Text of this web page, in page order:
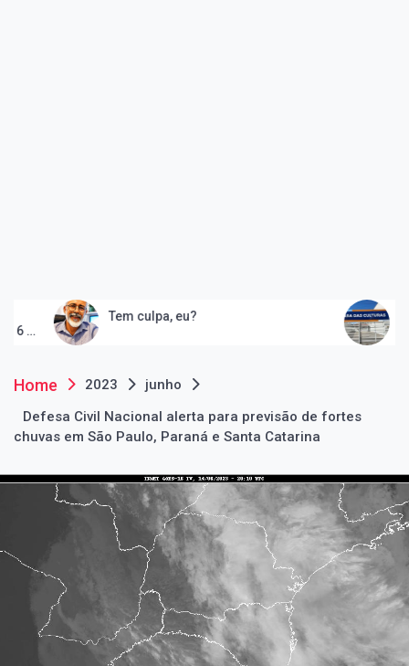
Tem culpa, eu?
Peruíbe
e consolida
Home 2023
junho
Defesa Civil Nacional alerta para previsão de fortes
chuvas em São Paulo, Paraná e Santa Catarina